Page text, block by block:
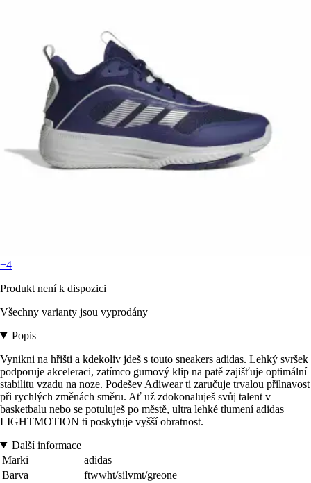
+4
Produkt není k dispozici
Všechny varianty jsou vyprodány
Popis
Vynikni na hřišti a kdekoliv jdeš s touto sneakers adidas. Lehký svršek
podporuje akceleraci, zatímco gumový klip na patě zajišťuje optimální
stabilitu vzadu na noze. Podešev Adiwear ti zaručuje trvalou přilnavost
při rychlých změnách směru. Ať už zdokonaluješ svůj talent v
basketbalu nebo se potuluješ po městě, ultra lehké tlumení adidas
LIGHTMOTION ti poskytuje vyšší obratnost.
Další informace
Marki
adidas
Barva
ftwwht/silvmt/greone